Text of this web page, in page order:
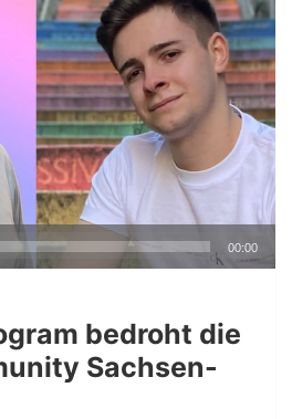
00:00
bedroht die
Sachsen-